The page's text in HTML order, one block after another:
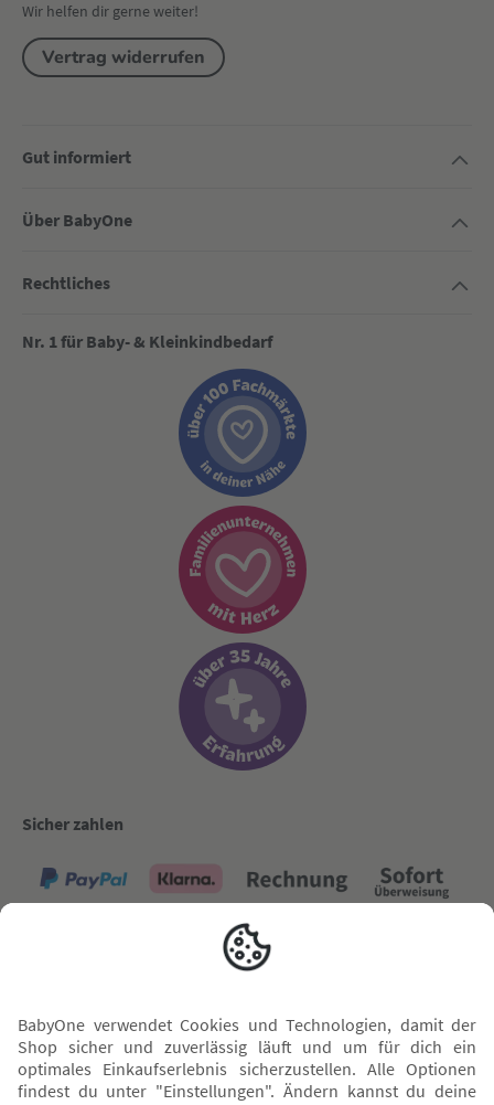
Wir helfen dir gerne weiter!
Vertrag widerrufen
Gut informiert
Über BabyOne
Rechtliches
Nr. 1 für Baby- & Kleinkindbedarf
Sicher zahlen